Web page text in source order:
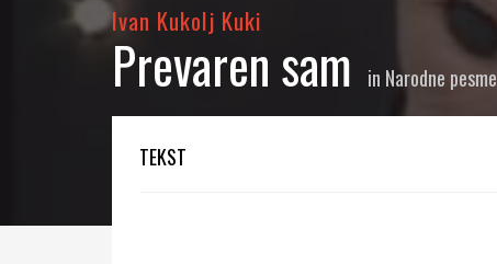
Ivan Kukolj Kuki
Prevaren sam in Narodne pesme
TEKST